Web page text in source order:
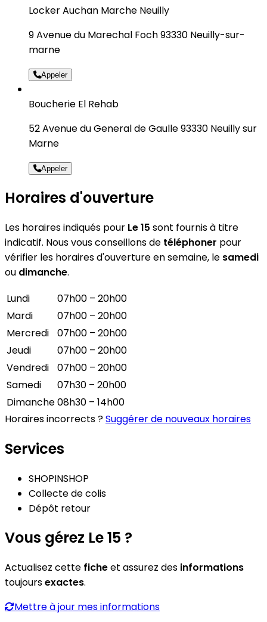
Locker Auchan Marche Neuilly
9 Avenue du Marechal Foch 93330 Neuilly-sur-
marne
Appeler
Boucherie El Rehab
52 Avenue du General de Gaulle 93330 Neuilly sur
Marne
Appeler
Horaires d'ouverture
Les horaires indiqués pour Le 15 sont fournis à titre
indicatif. Nous vous conseillons de téléphoner pour
vérifier les horaires d'ouverture en semaine, le samedi
ou dimanche.
Lundi
07h00 – 20h00
Mardi
07h00 – 20h00
Mercredi
07h00 – 20h00
Jeudi
07h00 – 20h00
Vendredi
07h00 – 20h00
Samedi
07h30 – 20h00
Dimanche08h30 – 14h00
Horaires incorrects ?Suggérer de nouveaux horaires
Services
SHOPINSHOP
Collecte de colis
Dépôt retour
Vous gérez Le 15 ?
Actualisez cette ficheet assurez des informations
toujoursexactes.
Mettre à jour mes informations